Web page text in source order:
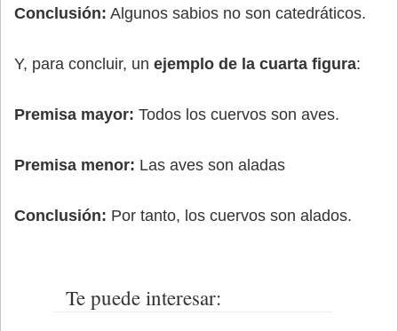
Conclusión: Algunos sabios no son catedráticos.
Y, para concluir, un ejemplo de la cuarta figura:
Premisa mayor: Todos los cuervos son aves.
Premisa menor: Las aves son aladas
Conclusión: Por tanto, los cuervos son alados.
Te puede interesar: